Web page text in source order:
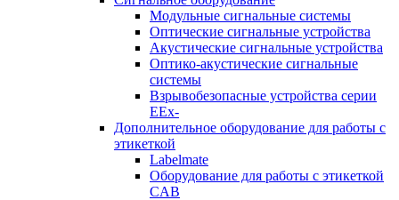
Модульные сигнальные системы
Оптические сигнальные устройства
Акустические сигнальные устройства
Оптико-акустические сигнальные
системы
Взрывобезопасные устройства серии
EEx-
Дополнительное оборудование для работы с
этикеткой
Labelmate
Оборудование для работы с этикеткой
CAB